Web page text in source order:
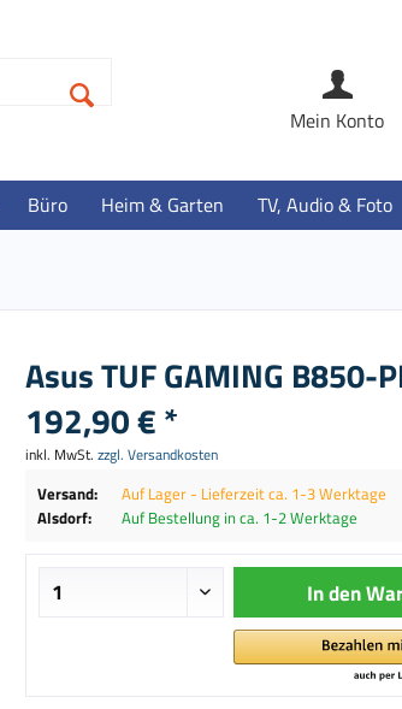
Mein Konto
Büro Heim & Garten TV, Audio & Foto
Asus TUF GAMING B850-
192,90 € *
inkl. MwSt. zzgl. Versandkosten
Versand:
Auf Lager - Lieferzeit ca. 1-3 Werktage
Alsdorf:
Auf Bestellung in ca. 1-2 Werktage
In den